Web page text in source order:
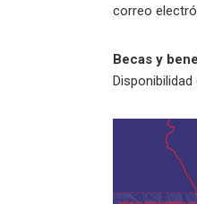
correo
Becas y